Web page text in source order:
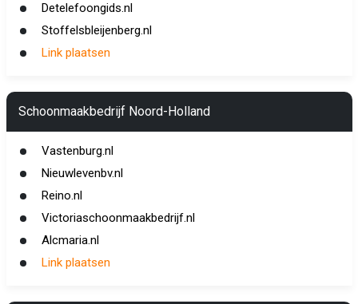
Detelefoongids.nl
Stoffelsbleijenberg.nl
Link plaatsen
Schoonmaakbedrijf Noord-Holland
Vastenburg.nl
Nieuwlevenbv.nl
Reino.nl
Victoriaschoonmaakbedrijf.nl
Alcmaria.nl
Link plaatsen